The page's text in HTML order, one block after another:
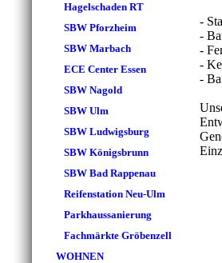
Hagelschaden RT
SBW Pforzheim
SBW Marbach
ECE Center Essen
SBW Nagold
SBW Ulm
SBW Ludwigsburg
SBW Königsbrunn
SBW Bad Rappenau
Reifenstation Neu-Ulm
Parkhaussanierung
Fachmärkte Gröbenzell
WOHNEN
-
-
-
-
-